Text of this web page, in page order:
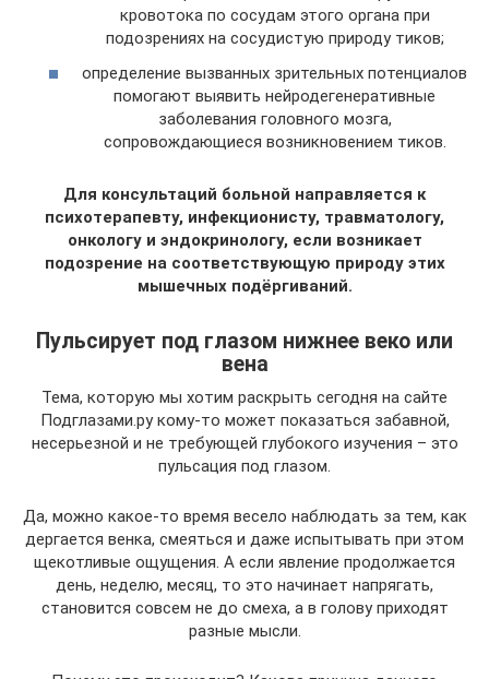
кровотока по сосудам этого органа при
подозрениях на сосудистую природу тиков;
определение вызванных зрительных потенциалов
помогают выявить нейродегенеративные
заболевания головного мозга,
сопровождающиеся возникновением тиков.
Для консультаций больной направляется к
психотерапевту, инфекционисту, травматологу,
онкологу и эндокринологу, если возникает
подозрение на соответствующую природу этих
мышечных подёргиваний.
Пульсирует под глазом нижнее веко или
вена
Тема, которую мы хотим раскрыть сегодня на сайте
Подглазами.ру кому-то может показаться забавной,
несерьезной и не требующей глубокого изучения – это
пульсация под глазом.
Да, можно какое-то время весело наблюдать за тем, как
дергается венка, смеяться и даже испытывать при этом
щекотливые ощущения. А если явление продолжается
день, неделю, месяц, то это начинает напрягать,
становится совсем не до смеха, а в голову приходят
разные мысли.